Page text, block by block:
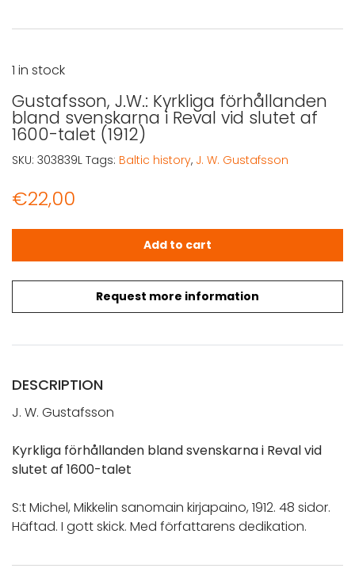
Gustafsson, J.W.: Kyrkliga förhållanden
bland svenskarna i Reval vid slutet af
1600-talet (1912)
€22,00
Request more information
1 in stock
Gustafsson, J.W.: Kyrkliga förhållanden bland
Add to cart
SKU: 303839L Tags: Baltic history, J. W. Gustafsson
DESCRIPTION
J. W. Gustafsson
Kyrkliga förhållanden bland svenskarna i Reval vid
slutet af 1600-talet
S:t Michel, Mikkelin sanomain kirjapaino, 1912. 48 sidor.
Häftad. I gott skick. Med författarens dedikation.